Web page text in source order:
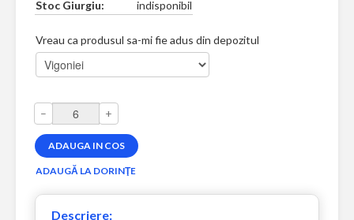
Stoc Giurgiu:
indisponibil
Vreau ca produsul sa-mi fie adus din depozitul
– +
Descriere: